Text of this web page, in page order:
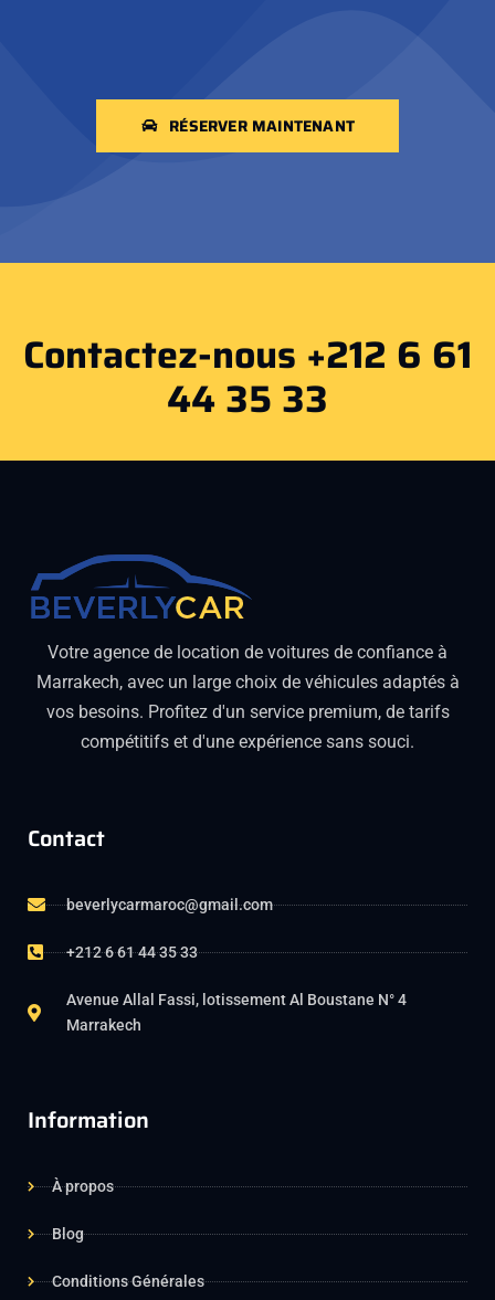
RÉSERVER MAINTENANT
Contactez-nous +212 6 61
44 35 33
Votre agence de location de voitures de confiance à
Marrakech, avec un large choix de véhicules adaptés à
vos besoins. Profitez d'un service premium, de tarifs
compétitifs et d'une expérience sans souci.
Contact
beverlycarmaroc@gmail.com
+212 6 61 44 35 33
Avenue Allal Fassi, lotissement Al Boustane N° 4
Marrakech
Information
À propos
Blog
Conditions Générales